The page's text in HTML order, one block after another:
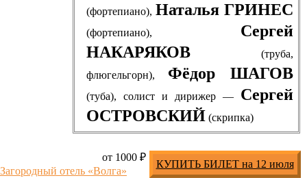
(фортепиано), Наталья ГРИНЕС
(фортепиано), Сергей
НАКАРЯКОВ(труба,
флюгельгорн), Фёдор ШАГОВ
(туба), солист и дирижер — Сергей
ОСТРОВСКИЙ(скрипка)
КУПИТЬ БИЛЕТ на 12 июля
от 1000 ₽
Загородный отель «Волга»